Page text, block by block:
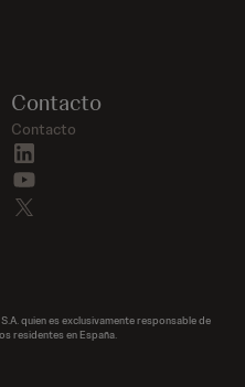
Contacto
Contacto
quien es exclusivamente responsable de
residentes en España.